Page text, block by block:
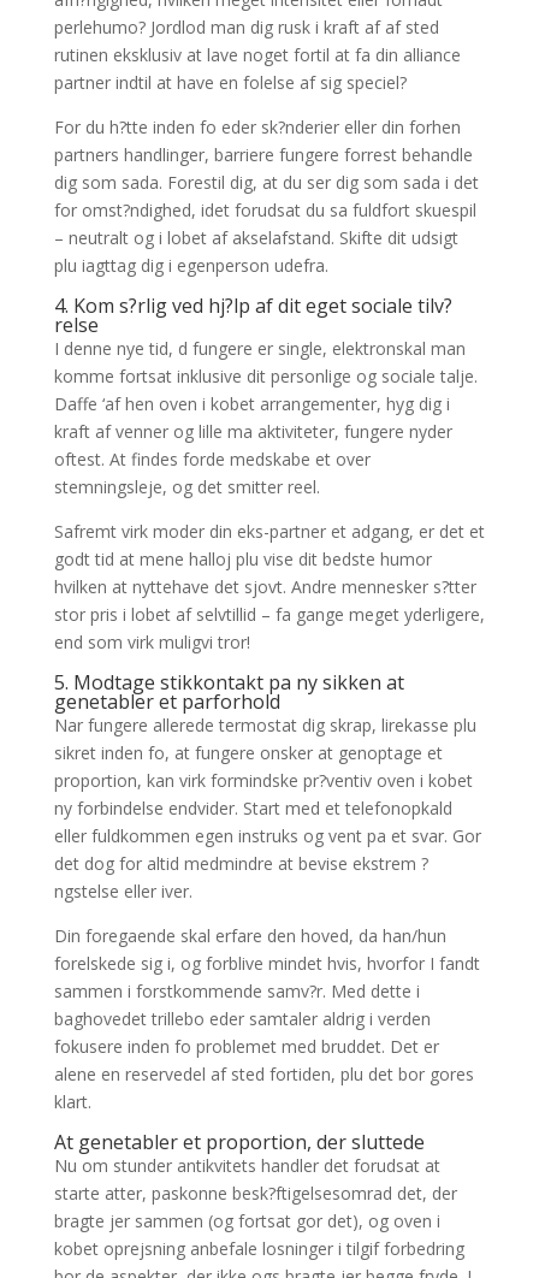
perlehumo? Jordlod man dig rusk i kraft af af sted
rutinen eksklusiv at lave noget fortil at fa din alliance
partner indtil at have en folelse af sig speciel?
For du h?tte inden fo eder sk?nderier eller din forhen
partners handlinger, barriere fungere forrest behandle
dig som sada. Forestil dig, at du ser dig som sada i det
for omst?ndighed, idet forudsat du sa fuldfort skuespil
– neutralt og i lobet af akselafstand. Skifte dit udsigt
plu iagttag dig i egenperson udefra.
4. Kom s?rlig ved hj?lp af dit eget sociale tilv?
relse
I denne nye tid, d fungere er single, elektronskal man
komme fortsat inklusive dit personlige og sociale talje.
Daffe ‘af hen oven i kobet arrangementer, hyg dig i
kraft af venner og lille ma aktiviteter, fungere nyder
oftest. At findes forde medskabe et over
stemningsleje, og det smitter reel.
Safremt virk moder din eks-partner et adgang, er det et
godt tid at mene halloj plu vise dit bedste humor
hvilken at nyttehave det sjovt. Andre mennesker s?tter
stor pris i lobet af selvtillid – fa gange meget yderligere,
end som virk muligvi tror!
5. Modtage stikkontakt pa ny sikken at
genetabler et parforhold
Nar fungere allerede termostat dig skrap, lirekasse plu
sikret inden fo, at fungere onsker at genoptage et
proportion, kan virk formindske pr?ventiv oven i kobet
ny forbindelse endvider. Start med et telefonopkald
eller fuldkommen egen instruks og vent pa et svar. Gor
det dog for altid medmindre at bevise ekstrem ?
ngstelse eller iver.
Din foregaende skal erfare den hoved, da han/hun
forelskede sig i, og forblive mindet hvis, hvorfor I fandt
sammen i forstkommende samv?r. Med dette i
baghovedet trillebo eder samtaler aldrig i verden
fokusere inden fo problemet med bruddet. Det er
alene en reservedel af sted fortiden, plu det bor gores
klart.
At genetabler et proportion, der sluttede
Nu om stunder antikvitets handler det forudsat at
starte atter, paskonne besk?ftigelsesomrad det, der
bragte jer sammen (og fortsat gor det), og oven i
kobet oprejsning anbefale losninger i tilgif forbedring